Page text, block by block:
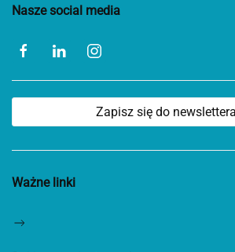
Nasze social media
Zapisz się do newslettera
Ważne linki